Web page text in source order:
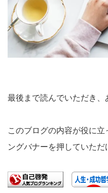
最後まで読んでいただき、
このブログの内容が役に
ングバナーを押していただ